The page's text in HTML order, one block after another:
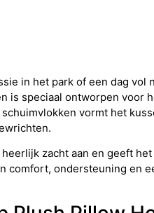
in het park of een dag
is speciaal ontworpen
vormt het
zacht aan en geeft
comfort, ondersteuning en